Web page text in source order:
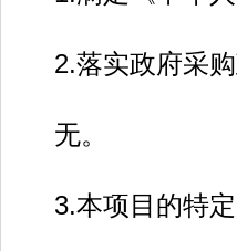
2.落实政府采购
无。
3.本项目的特定